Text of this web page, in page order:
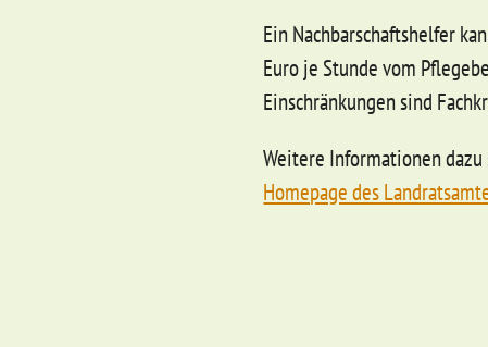
Ein Nachbarschaftshelfer
Euro je Stunde vom
Einschränkungen sind
Weitere Informationen
Homepage des